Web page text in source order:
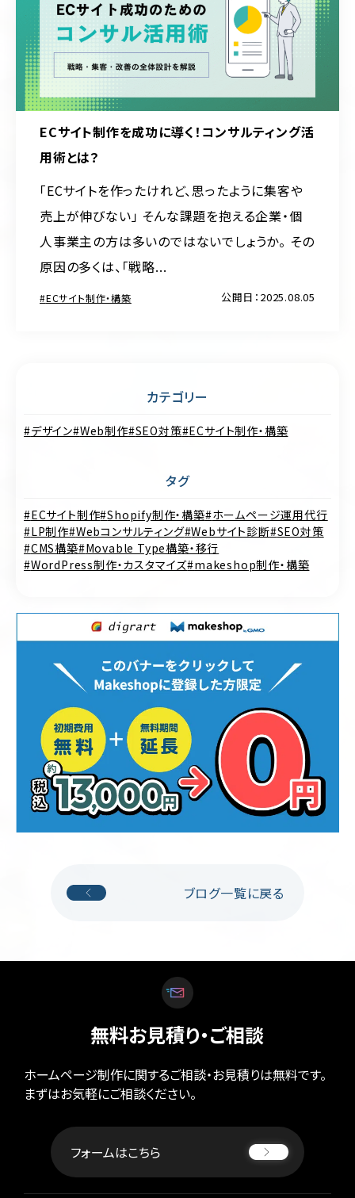
ECサイト制作を成功に導く！コンサルティング活
用術とは？
「ECサイトを作ったけれど、思ったように集客や
売上が伸びない」 そんな課題を抱える企業・個
人事業主の方は多いのではないでしょうか。 その
原因の多くは、「戦略...
ECサイト制作・構築 公開日：2025.08.05
カテゴリー
デザイン Web制作 SEO対策 ECサイト制作・構築
タグ
ECサイト制作 Shopify制作・構築 ホームページ運用代行
LP制作 Webコンサルティング Webサイト診断 SEO対策
CMS構築 Movable Type構築・移行
WordPress制作・カスタマイズ makeshop制作・構築
ブログ一覧に戻る
無料お見積り・ご相談
ホームページ制作に関するご相談・お見積りは無料です。
まずはお気軽にご相談ください。
フォームはこちら